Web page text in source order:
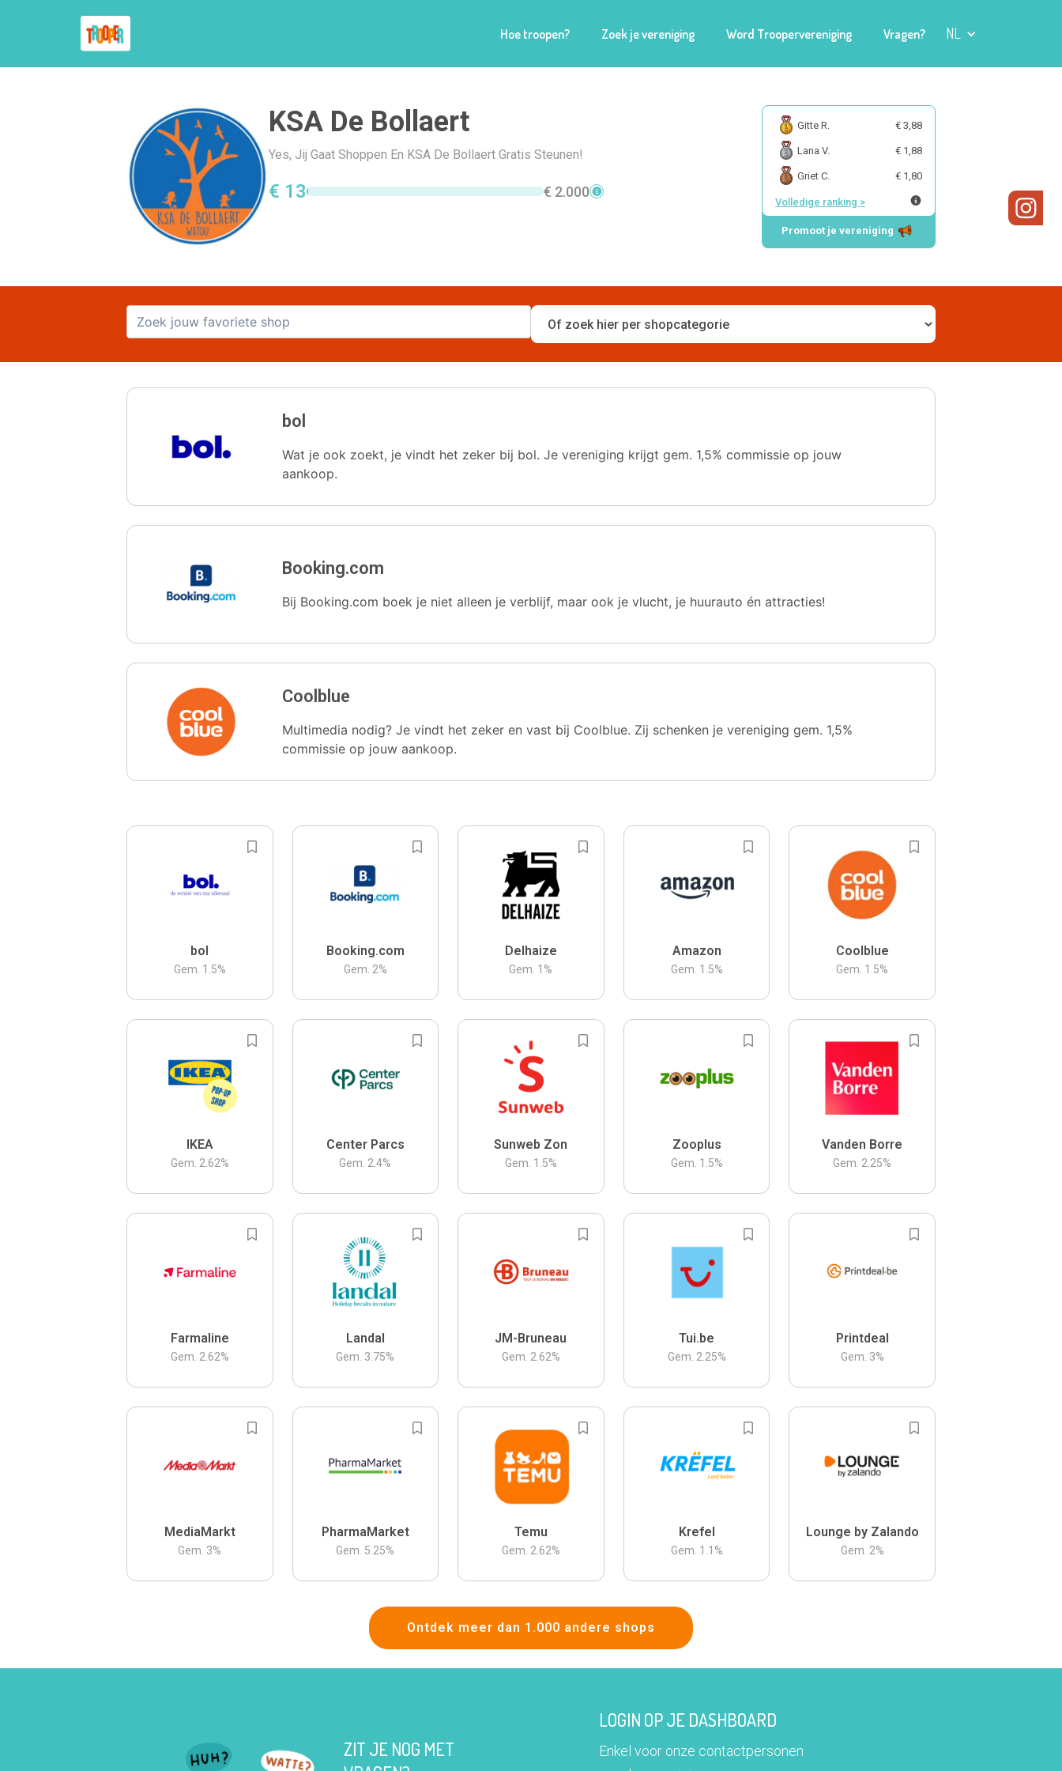
Hoe troopen? Zoek je vereniging Word Troopervereniging Vragen? NL
KSA De Bollaert
Yes, Jij Gaat Shoppen En KSA De Bollaert Gratis Steunen!
€ 13 € 2.000
Gitte R. € 3,88
Lana V. € 1,88
Griet C. € 1,80
Volledige ranking >
Promoot je vereniging
bol
Wat je ook zoekt, je vindt het zeker bij bol. Je vereniging krijgt gem. 1,5% commissie op jouw
aankoop.
Booking.com
Bij Booking.com boek je niet alleen je verblijf, maar ook je vlucht, je huurauto én attracties!
Coolblue
Multimedia nodig? Je vindt het zeker en vast bij Coolblue. Zij schenken je vereniging gem. 1,5%
commissie op jouw aankoop.
bol
Gem. 1.5%
Booking.com
Gem. 2%
Delhaize
Gem. 1 %
Amazon
Gem. 1.5%
Coolblue
Gem. 1.5%
IKEA
Gem. 2.62%
Center Parcs
Gem. 2.4%
Sunweb Zon
Gem. 1.5%
Zooplus
Gem. 1.5%
Vanden Borre
Gem. 2.25%
Farmaline
Gem. 2.62%
Landal
Gem. 3.75%
JM-Bruneau
Gem. 2.62%
Tui.be
Gem. 2.25%
Printdeal
Gem. 3%
MediaMarkt
Gem. 3%
PharmaMarket
Gem. 5.25%
Temu
Gem. 2.62%
Krefel
Gem. 1.1 %
Lounge by Zalando
Gem. 2%
Ontdek meer dan 1.000 andere shops
ZIT JE NOG MET
LOGIN OP JE DASHBOARD
Enkel voor onze contactpersonen